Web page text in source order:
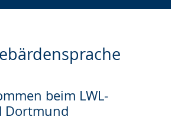
beim LWL-
Dortmund